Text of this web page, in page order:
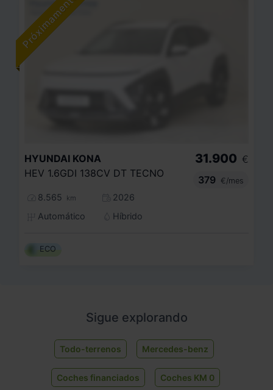
HYUNDAI KONA
HEV 1.6GDI 138CV DT TECNO
8.565 km
2026
Automático
Híbrido
31.900 €
379
€/mes
ECO
Sigue explorando
Todo-terrenos Mercedes-benz
Coches financiados Coches KM 0